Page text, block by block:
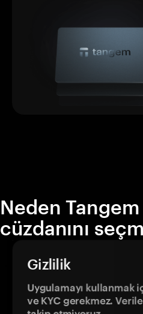
Neden
cüzdanını
Gizlilik
Uygulamayı kullanmak
ve KYC gerekmez.